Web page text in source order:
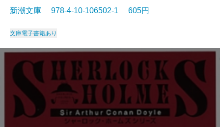
新潮文庫 978-4-10-106502-1 605円
文庫電子書籍あり